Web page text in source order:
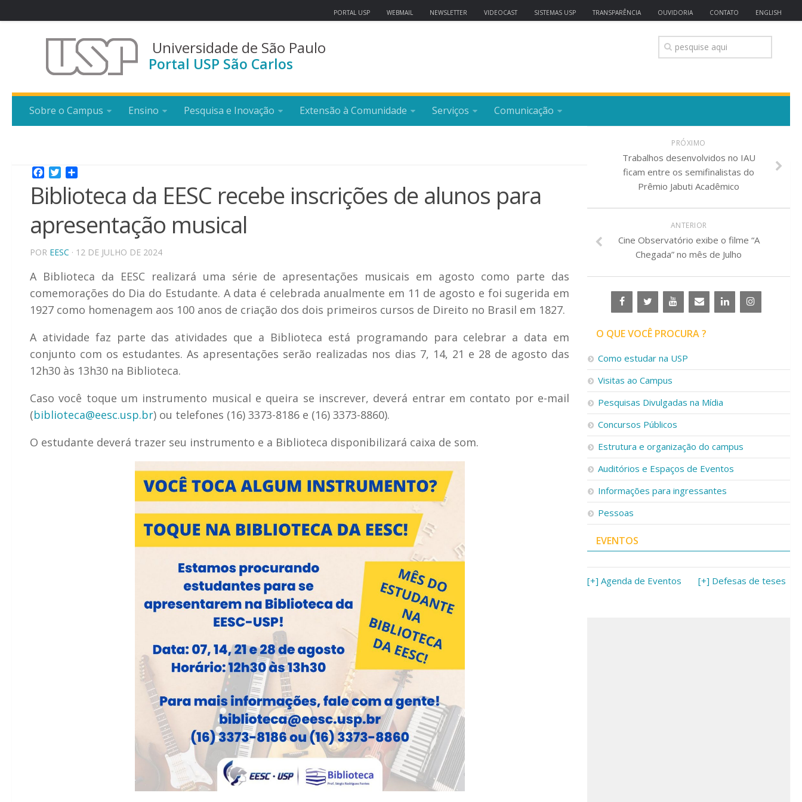
PORTAL USP WEBMAIL NEWSLETTER VIDEOCAST SISTEMAS USP TRANSPARÊNCIA OUVIDORIA CONTATO ENGLISH
Universidade de São Paulo
Portal USP São Carlos
Sobre o Campus Ensino Pesquisa e Inovação Extensão à Comunidade Serviços Comunicação
Facebook
Twitter
Biblioteca da EESC recebe inscrições de alunos para
apresentação musical
POR EESC · 12 DE JULHO DE 2024
A Biblioteca da EESC realizará uma série de apresentações musicais em agosto como parte das
comemorações do Dia do Estudante. A data é celebrada anualmente em 11 de agosto e foi sugerida em
1927 como homenagem aos 100 anos de criação dos dois primeiros cursos de Direito no Brasil em 1827.
A atividade faz parte das atividades que a Biblioteca está programando para celebrar a data em
conjunto com os estudantes. As apresentações serão realizadas nos dias 7, 14, 21 e 28 de agosto das
12h30 às 13h30 na Biblioteca.
Caso você toque um instrumento musical e queira se inscrever, deverá entrar em contato por e-mail
(biblioteca@eesc.usp.br) ou telefones (16) 3373-8186 e (16) 3373-8860).
O estudante deverá trazer seu instrumento e a Biblioteca disponibilizará caixa de som.
PRÓXIMO
Trabalhos desenvolvidos no IAU
ficam entre os semifinalistas do
Prêmio Jabuti Acadêmico
ANTERIOR
Cine Observatório exibe o filme “A
Chegada” no mês de Julho
O QUE VOCÊ PROCURA ?
Como estudar na USP
Visitas ao Campus
Pesquisas Divulgadas na Mídia
Concursos Públicos
Estrutura e organização do campus
Auditórios e Espaços de Eventos
Informações para ingressantes
Pessoas
EVENTOS
[+] Agenda de Eventos [+] Defesas de teses